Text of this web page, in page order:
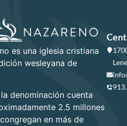
es una iglesia cristiana
wesleyana de
denominación cuenta
2.5 millones
en más de